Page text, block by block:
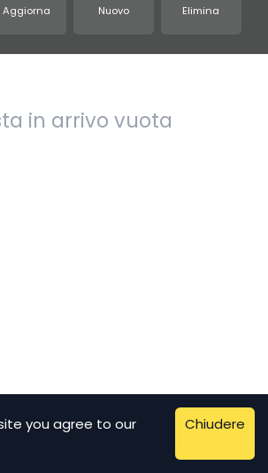
Aggiorna Nuovo Elimina
in arrivo vuota
Temp-MailSenpai. All rights reserved.
you agree to our
Chiudere